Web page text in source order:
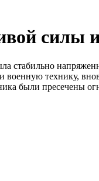
силы
стабильно
технику,
были пресечены